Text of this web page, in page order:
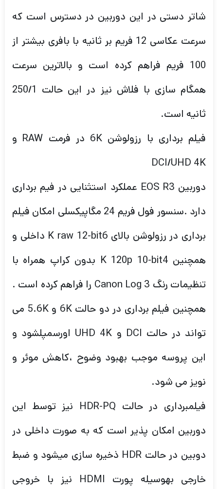
شاتر دستی در این دوربین در دسترس است که
سرعت عکاسی 12 فریم بر ثانیه با بافری بیشتر از
100 فریم فراهم کرده است و بالاترین سرعت
همگام سازی با فلاش نیز در این حالت 250/1
ثانیه است.
فیلم برداری با رزولوشن 6K در فرمت RAW و
DCI/UHD 4K
دوربین EOS R3 عملکرد استثنایی در فیم برداری
دارد .سنسور فول فریم 24 مگاپیکسلی امکان فیلم
برداری در رزولوشن بالای K raw 12-bit6 داخلی و
همچنین K 120p 10-bit4 بدون کراپ همراه با
تنظیمات رنگ Canon Log 3 را فراهم کرده است .
همچنین فیلم برداری در دو حالت 6K و 5.6K می
تواند در حالت DCI و UHD 4K اورسمپلشود و
این پروسه موجب بهبود وضوح ،کاهش موئر و
نویز می شود.
فیلمبرداری در حالت HDR-PQ نیز توسط این
دوربین امکان پذیر است که به صورت داخلی در
دوبین در حالت HDR ذخیره سازی میشود و ضبط
خارجی بهوسیله پورت HDMI نیز با خروجی